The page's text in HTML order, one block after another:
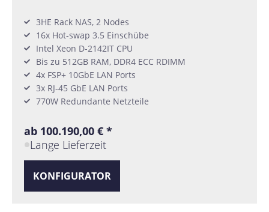
3HE Rack NAS, 2 Nodes
16x Hot-swap 3.5 Einschübe
Intel Xeon D-2142IT CPU
Bis zu 512GB RAM, DDR4 ECC RDIMM
4x FSP+ 10GbE LAN Ports
3x RJ-45 GbE LAN Ports
770W Redundante Netzteile
ab 100.190,00 € *
Lange Lieferzeit
KONFIGURATOR